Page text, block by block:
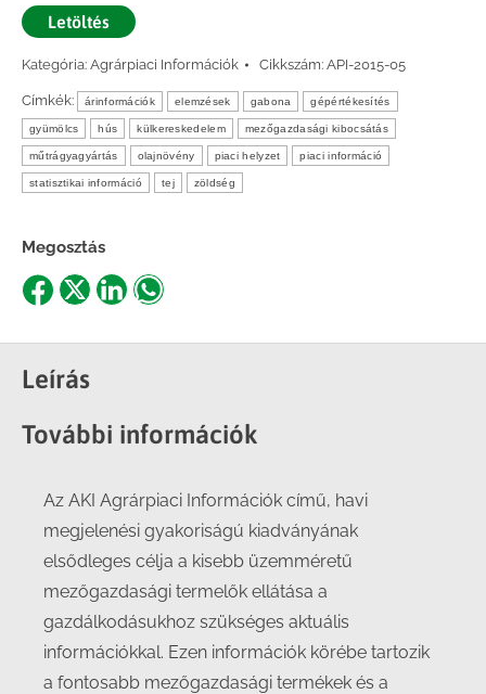
Letöltés
Kategória: Agrárpiaci Információk Cikkszám: API-2015-05
Címkék: árinformációk elemzések gabona gépértékesítés
gyümölcs hús külkereskedelem mezőgazdasági kibocsátás
műtrágyagyártás olajnövény piaci helyzet piaci információ
statisztikai információ tej zöldség
Megosztás
Share
Facebook
Share
X
ShareShare
Leírás
További információk
Az AKI Agrárpiaci Információk című, havi
megjelenési gyakoriságú kiadványának
elsődleges célja a kisebb üzemméretű
mezőgazdasági termelők ellátása a
gazdálkodásukhoz szükséges aktuális
információkkal. Ezen információk körébe tartozik
a fontosabb mezőgazdasági termékek és a